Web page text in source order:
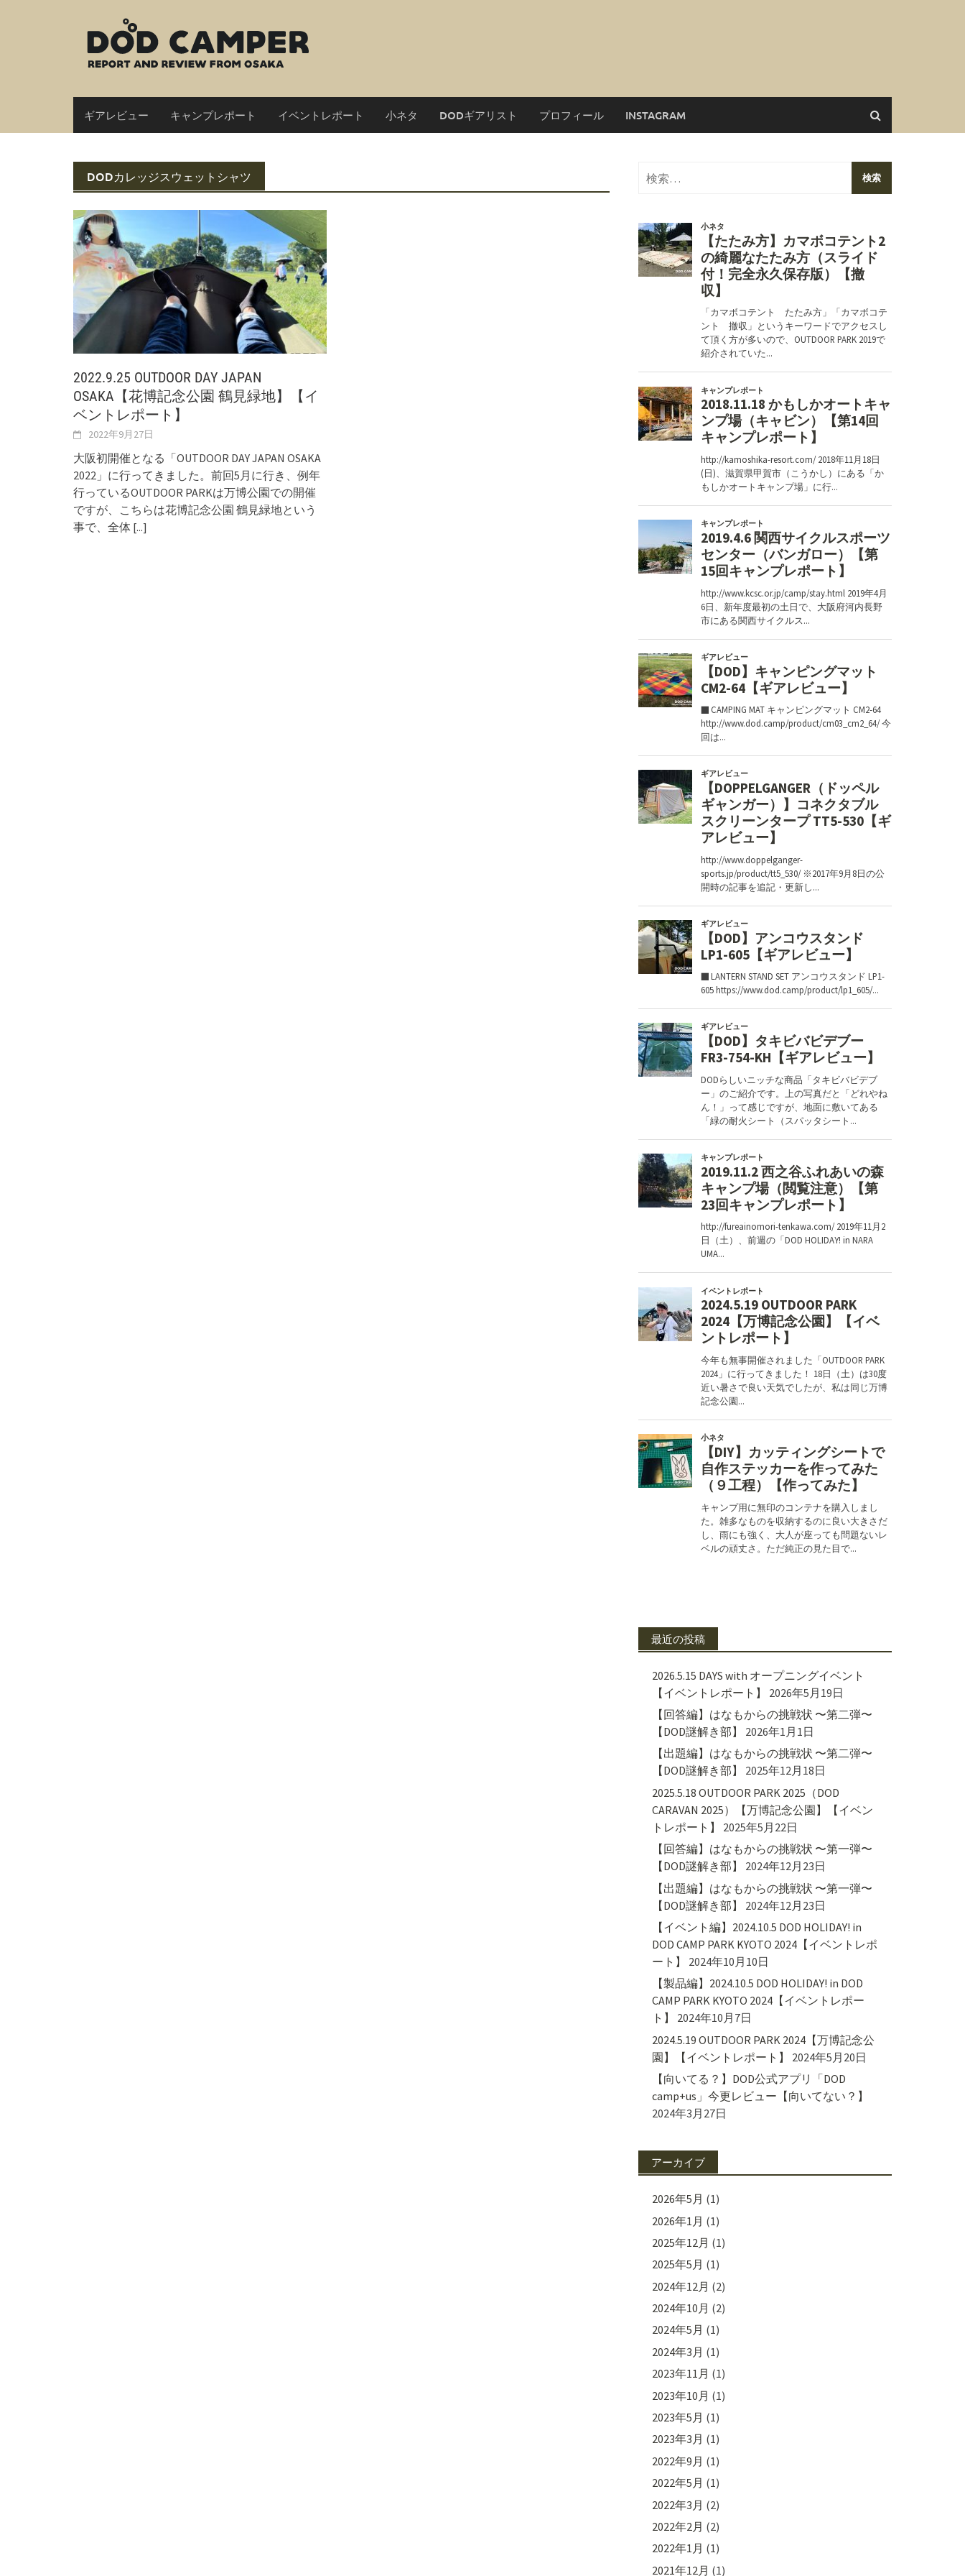
ギアレビュー キャンプレポート イベントレポート 小ネタ DODギアリスト プロフィール INSTAGRAM
DODカレッジスウェットシャツ
2022.9.25 OUTDOOR DAY JAPAN
OSAKA【花博記念公園 鶴見緑地】【イ
ベントレポート】
2022年9月27日
大阪初開催となる「OUTDOOR DAY JAPAN OSAKA
2022」に行ってきました。前回5月に行き、例年
行っているOUTDOOR PARKは万博公園での開催
ですが、こちらは花博記念公園 鶴見緑地という
事で、全体 [...]
検
索:
最近の投稿
2026.5.15 DAYS with オープニングイベント
【イベントレポート】
2026年5月19日
【回答編】はなもからの挑戦状 〜第二弾〜
【DOD謎解き部】
2026年1月1日
【出題編】はなもからの挑戦状 〜第二弾〜
【DOD謎解き部】
2025年12月18日
2025.5.18 OUTDOOR PARK 2025（DOD
CARAVAN 2025）【万博記念公園】【イベン
トレポート】
2025年5月22日
【回答編】はなもからの挑戦状 〜第一弾〜
【DOD謎解き部】
2024年12月23日
【出題編】はなもからの挑戦状 〜第一弾〜
【DOD謎解き部】
2024年12月23日
【イベント編】2024.10.5 DOD HOLIDAY! in
DOD CAMP PARK KYOTO 2024【イベントレポ
ート】
2024年10月10日
【製品編】2024.10.5 DOD HOLIDAY! in DOD
CAMP PARK KYOTO 2024【イベントレポー
ト】
2024年10月7日
2024.5.19 OUTDOOR PARK 2024【万博記念公
園】【イベントレポート】
2024年5月20日
【向いてる？】DOD公式アプリ「DOD
camp+us」今更レビュー【向いてない？】
2024年3月27日
アーカイブ
2026年5月 (1)
2026年1月 (1)
2025年12月 (1)
2025年5月 (1)
2024年12月 (2)
2024年10月 (2)
2024年5月 (1)
2024年3月 (1)
2023年11月 (1)
2023年10月 (1)
2023年5月 (1)
2023年3月 (1)
2022年9月 (1)
2022年5月 (1)
2022年3月 (2)
2022年2月 (2)
2022年1月 (1)
2021年12月 (1)